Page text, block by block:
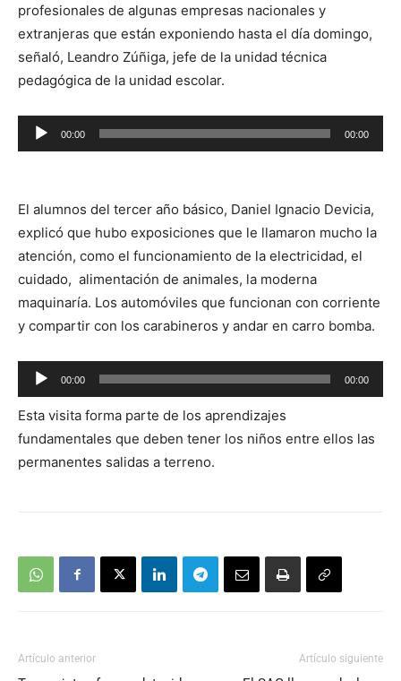
profesionales de algunas empresas nacionales y
extranjeras que están exponiendo hasta el día domingo,
señaló, Leandro Zúñiga, jefe de la unidad técnica
pedagógica de la unidad escolar.
Reproductor
de
00:00 00:00
El alumnos del tercer año básico, Daniel Ignacio Devicia,
explicó que hubo exposiciones que le llamaron mucho la
atención, como el funcionamiento de la electricidad, el
cuidado, alimentación de animales, la moderna
maquinaría. Los automóviles que funcionan con corriente
y compartir con los carabineros y andar en carro bomba.
Reproductor
de
audio
00:00 00:00
Esta visita forma parte de los aprendizajes
fundamentales que deben tener los niños entre ellos las
permanentes salidas a terreno.
Artículo anterior Artículo siguiente